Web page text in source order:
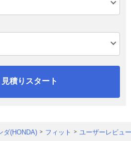
見積りスタート
ダ(HONDA) フィット ユーザーレビュ